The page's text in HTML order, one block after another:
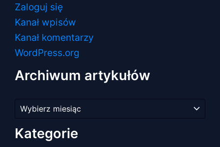
Zaloguj się
Kanał wpisów
Kanał komentarzy
WordPress.org
Archiwum artykułów
artykułów
Kategorie